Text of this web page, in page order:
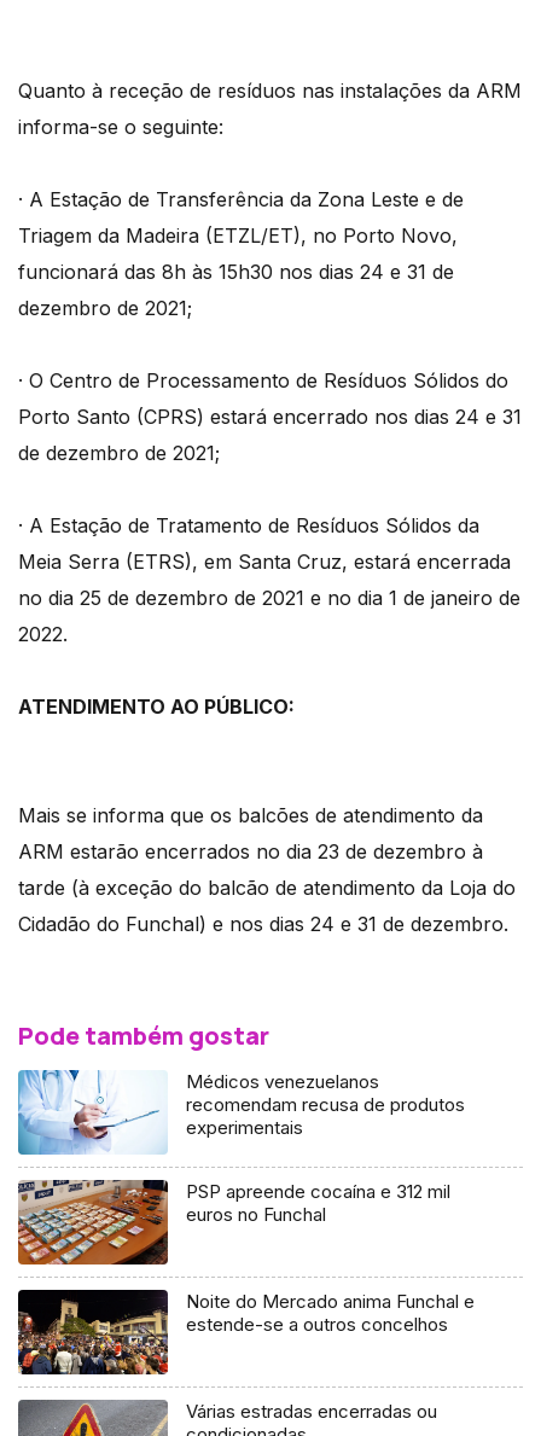
Quanto à receção de resíduos nas instalações da ARM
informa-se o seguinte:
· A Estação de Transferência da Zona Leste e de
Triagem da Madeira (ETZL/ET), no Porto Novo,
funcionará das 8h às 15h30 nos dias 24 e 31 de
dezembro de 2021;
· O Centro de Processamento de Resíduos Sólidos do
Porto Santo (CPRS) estará encerrado nos dias 24 e 31
de dezembro de 2021;
· A Estação de Tratamento de Resíduos Sólidos da
Meia Serra (ETRS), em Santa Cruz, estará encerrada
no dia 25 de dezembro de 2021 e no dia 1 de janeiro de
2022.
ATENDIMENTO AO PÚBLICO:
Mais se informa que os balcões de atendimento da
ARM estarão encerrados no dia 23 de dezembro à
tarde (à exceção do balcão de atendimento da Loja do
Cidadão do Funchal) e nos dias 24 e 31 de dezembro.
Pode também gostar
Médicos venezuelanos
recomendam recusa de produtos
experimentais
PSP apreende cocaína e 312 mil
euros no Funchal
Noite do Mercado anima Funchal e
estende-se a outros concelhos
Várias estradas encerradas ou